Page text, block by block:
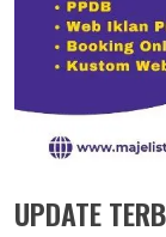
UPDATE